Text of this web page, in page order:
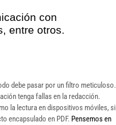
con
entre otros.
debe pasar por un filtro meticuloso.
tenga fallas en la redacción.
la lectura en dispositivos móviles, si
encapsulado en PDF. Pensemos en